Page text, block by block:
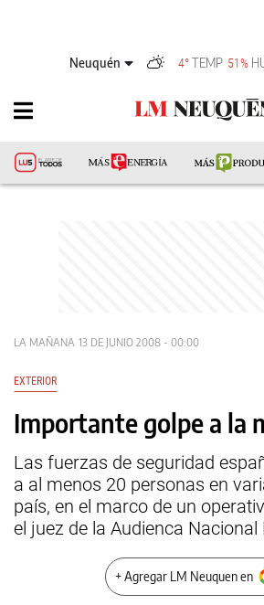
Neuquén 4° TEMP 51%
LA MAÑANA 13 DE JUNIO 2008 - 00:00
EXTERIOR
Importante golpe a la
Las fuerzas de seguridad
a al menos 20 personas en
país, en el marco de un
el juez de la Audienca
+ Agregar LM Neuquen en